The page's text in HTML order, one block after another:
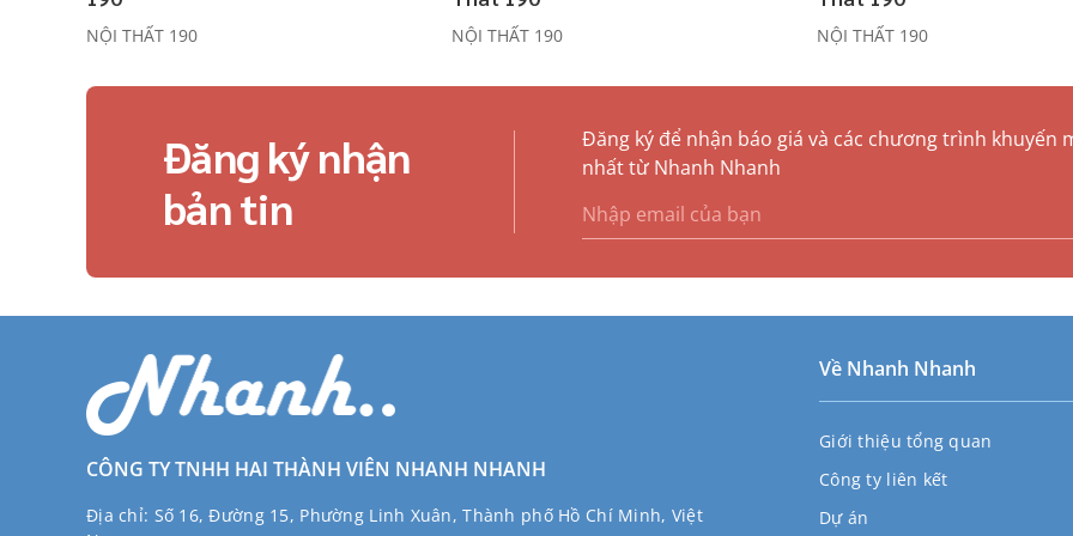
NỘI THẤT 190 NỘI THẤT 190 NỘI THẤT 190
Đăng ký nhận
bản tin
Đăng ký để nhận báo giá và các chương trình khuyến
nhất từ Nhanh Nhanh
CÔNG TY TNHH HAI THÀNH VIÊN NHANH NHANH
Địa chỉ: Số 16, Đường 15, Phường Linh Xuân, Thành phố Hồ Chí Minh, Việt
Về Nhanh Nhanh
Giới thiệu tổng quan
Công ty liên kết
Dự án